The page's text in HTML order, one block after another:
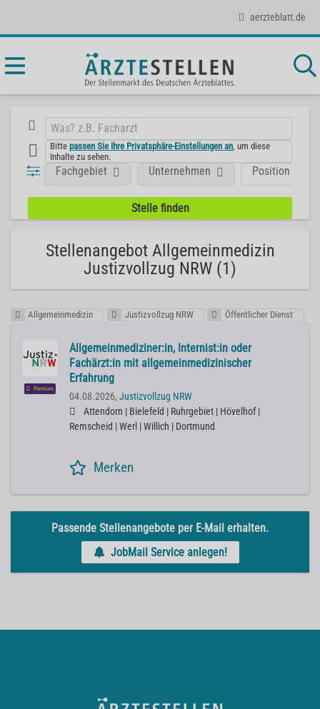
aerzteblatt.de
Bittepassen Sie Ihre Privatsphäre-Einstellungen an , um diese
Inhalte zu sehen.
Position
Fachgebiet Unternehmen
Stellenangebot Allgemeinmedizin
Justizvollzug NRW (1)
Allgemeinmedizin Justizvollzug NRW Öffentlicher Dienst
Premium
Allgemeinmediziner:in, Internist:in oder
Fachärzt:in mit allgemeinmedizinischer
Erfahrung
04.08.2026, Justizvollzug NRW
Attendorn | Bielefeld | Ruhrgebiet | Hövelhof |
Remscheid | Werl | Willich | Dortmund
Merken
Passende Stellenangebote per E-Mail erhalten.
JobMail Service anlegen!